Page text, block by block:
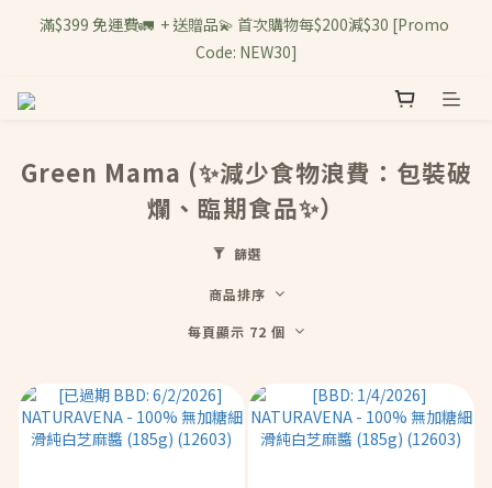
滿$399 免運費🚛  + 送贈品💫 首次購物每$200減$30 [Promo
Code: NEW30]
Green Mama (✨減少食物浪費：包裝破
爛、臨期食品✨）
篩選
商品排序
每頁顯示 72 個